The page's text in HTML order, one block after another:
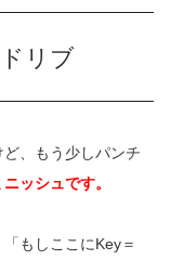
リブ
、もう少しパンチ
ッシュです。
もしここにKey＝